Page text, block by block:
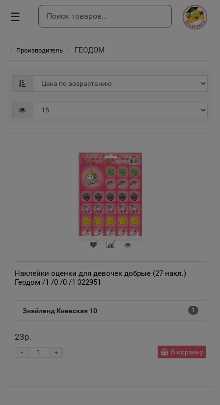
☰
Производитель ГЕОДОМ
Наклейки оценки для девочек добрые (27 накл.)
Геодом /1 /0 /0 /1 322951
Знайленд Киевская 10 1
23р.
+
- В корзину